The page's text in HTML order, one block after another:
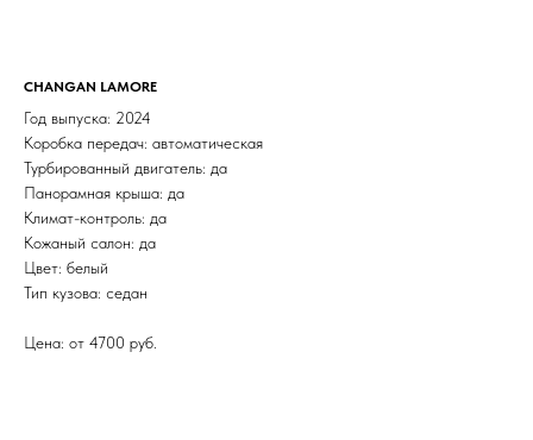
CHANGAN LAMORE
Год выпуска: 2024
Коробка передач: автоматическая
Турбированный двигатель: да
Панорамная крыша: да
Климат-контроль: да
Кожаный салон: да
Цвет: белый
Тип кузова: седан
Цена: от 4700 руб.